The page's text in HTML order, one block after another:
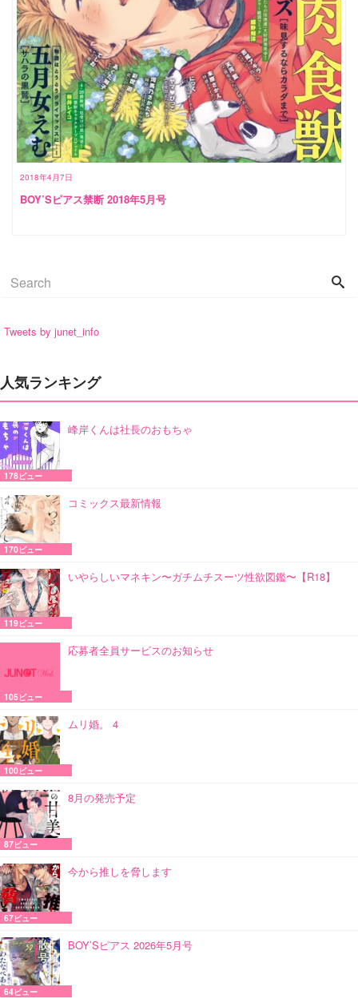
2018年4月7日
BOY’Sピアス禁断 2018年5月号
Tweets by junet_info
人気ランキング
峰岸くんは社長のおもちゃ
178ビュー
コミックス最新情報
170ビュー
いやらしいマネキン〜ガチムチスーツ性欲図鑑〜【R18】
119ビュー
応募者全員サービスのお知らせ
105ビュー
ムリ婚。 4
100ビュー
8月の発売予定
87ビュー
今から推しを脅します
67ビュー
BOY’Sピアス 2026年5月号
64ビュー